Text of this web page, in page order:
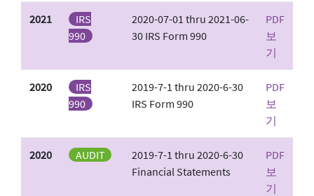
2021
IRS
990
2020-07-01 thru 2021-06-
30 IRS Form 990
PDF
보
기
2020
IRS
990
2019-7-1 thru 2020-6-30
IRS Form 990
PDF
보
기
2020 AUDIT
2019-7-1 thru 2020-6-30
Financial Statements
PDF
보
기